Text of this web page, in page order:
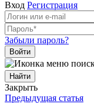
Вход Регистрация
Забыли пароль?
Войти
Закрыть
Предыдущая статья